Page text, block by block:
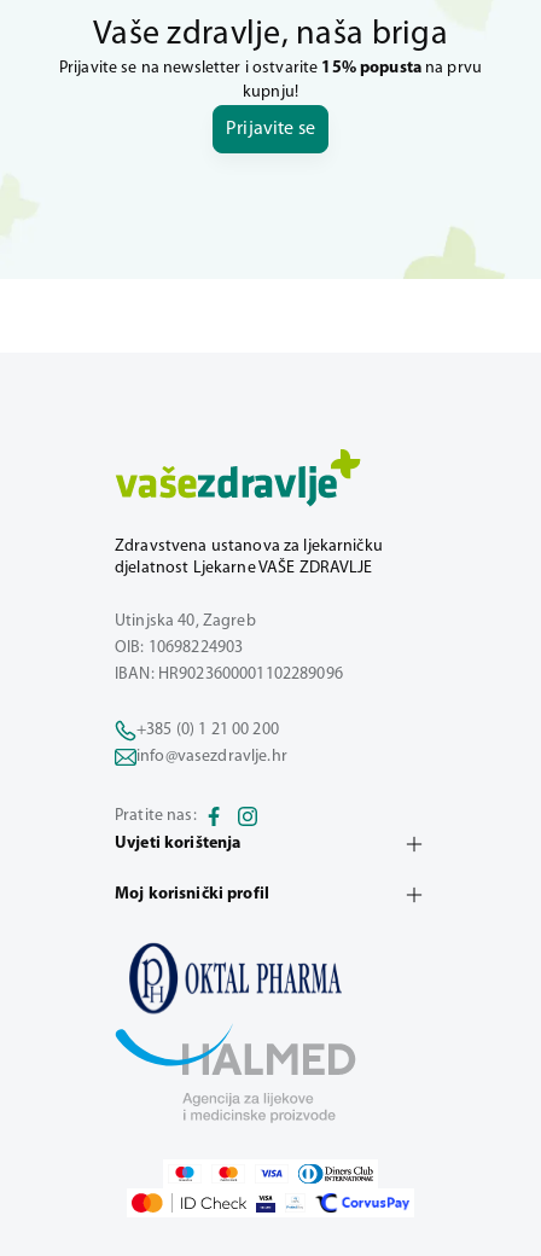
Vaše zdravlje, naša briga
Prijavite se na newsletter i ostvarite 15% popustana prvu
kupnju!
Prijavite se
Zdravstvena ustanova za ljekarničku
djelatnost Ljekarne VAŠE ZDRAVLJE
Utinjska 40, Zagreb
OIB: 10698224903
IBAN: HR9023600001102289096
+385 (0) 1 21 00 200
info@vasezdravlje.hr
Pratite nas:
Uvjeti korištenja
Moj korisnički profil